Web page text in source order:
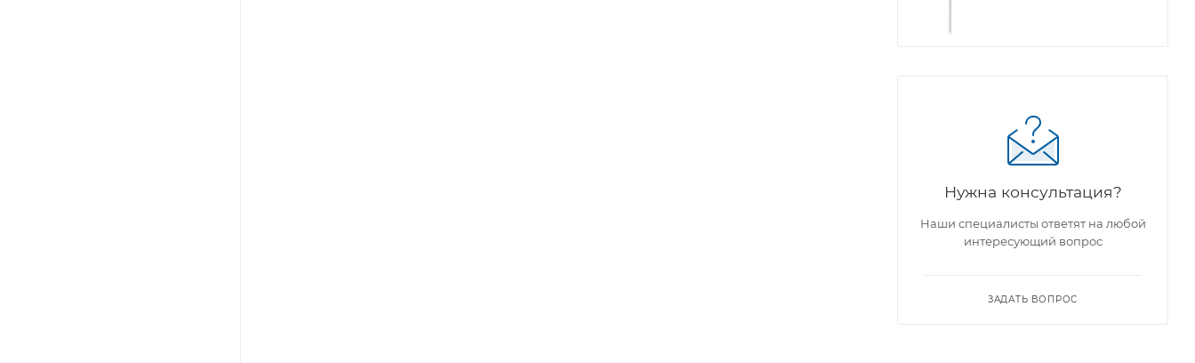
Нужна консультация?
Наши специалисты ответят на любой
интересующий вопрос
ЗАДАТЬ ВОПРОС